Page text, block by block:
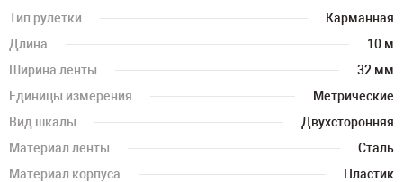
Тип рулетки
Карманная
Длина
10 м
Ширина ленты
32 мм
Единицы измерения
Метрические
Вид шкалы
Двухсторонняя
Материал ленты
Сталь
Материал корпуса
Пластик